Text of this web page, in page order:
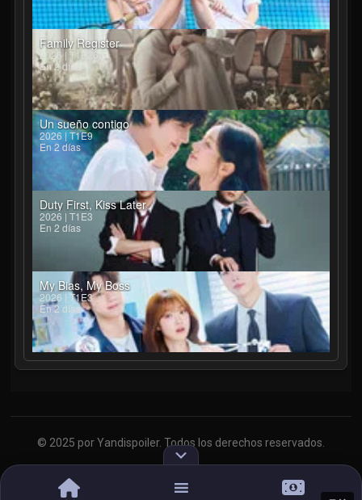
Family Register
2026 | T1E26
En 2 días
Un sueño contigo
2026 | T1E9
En 2 días
Duty First, Kiss Later
2026 | T1E3
En 2 días
My Bias, My Boss
2026 | T1E3
En 2 días
© 2025 por Yandispoiler. Todos los derechos reservados.